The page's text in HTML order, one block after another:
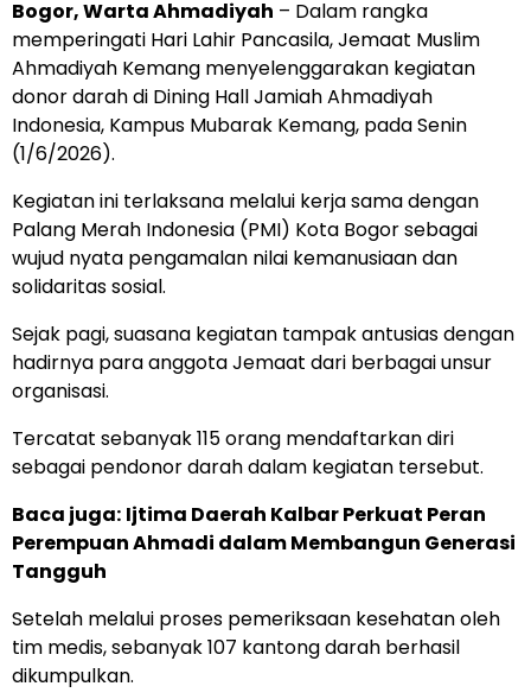
Bogor, Warta Ahmadiyah – Dalam rangka
memperingati Hari Lahir Pancasila, Jemaat Muslim
Ahmadiyah Kemang menyelenggarakan kegiatan
donor darah di Dining Hall Jamiah Ahmadiyah
Indonesia, Kampus Mubarak Kemang, pada Senin
(1/6/2026).
Kegiatan ini terlaksana melalui kerja sama dengan
Palang Merah Indonesia (PMI) Kota Bogor sebagai
wujud nyata pengamalan nilai kemanusiaan dan
solidaritas sosial.
Sejak pagi, suasana kegiatan tampak antusias dengan
hadirnya para anggota Jemaat dari berbagai unsur
organisasi.
Tercatat sebanyak 115 orang mendaftarkan diri
sebagai pendonor darah dalam kegiatan tersebut.
Baca juga: Ijtima Daerah Kalbar Perkuat Peran
Perempuan Ahmadi dalam Membangun Generasi
Tangguh
Setelah melalui proses pemeriksaan kesehatan oleh
tim medis, sebanyak 107 kantong darah berhasil
dikumpulkan.